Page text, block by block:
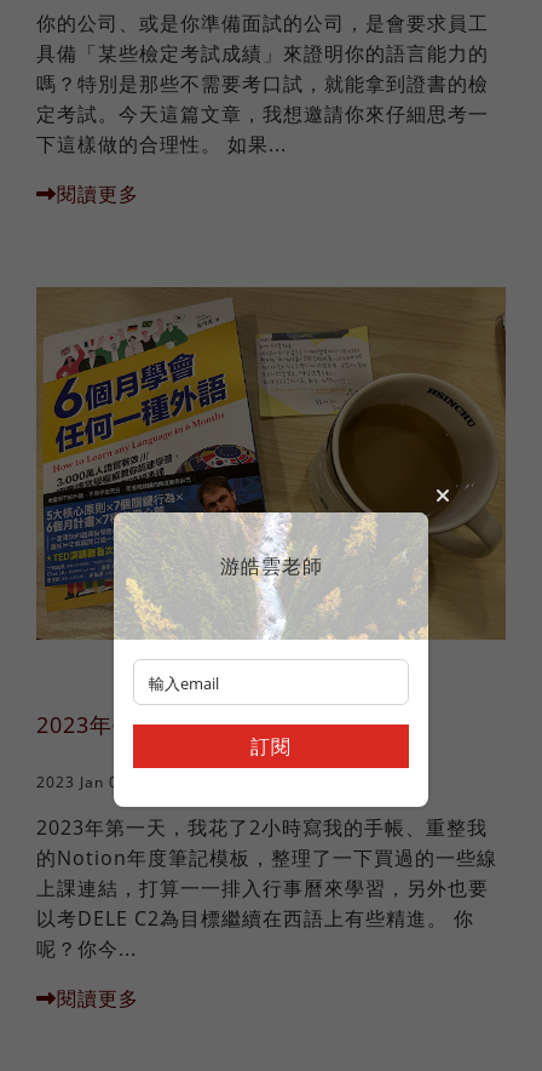
你的公司、或是你準備面試的公司，是會要求員工
具備「某些檢定考試成績」來證明你的語言能力的
嗎？特別是那些不需要考口試，就能拿到證書的檢
定考試。今天這篇文章，我想邀請你來仔細思考一
下這樣做的合理性。 如果...
閱讀更多
2023年學好外語，就看這兩本書！
2023 Jan 01
2023年第一天，我花了2小時寫我的手帳、重整我
的Notion年度筆記模板，整理了一下買過的一些線
上課連結，打算一一排入行事曆來學習，另外也要
以考DELE C2為目標繼續在西語上有些精進。 你
呢？你今...
閱讀更多
游皓雲老師
訂閱